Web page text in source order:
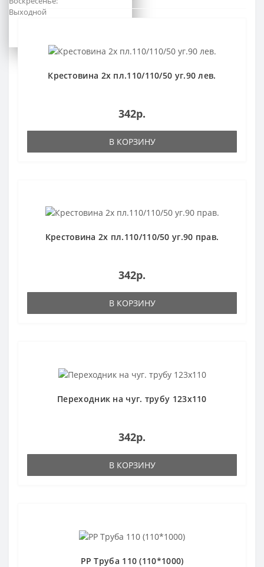
Выходной
Крестовина 2х пл.110/110/50 уг.90 лев.
342р.
В КОРЗИНУ
Крестовина 2х пл.110/110/50 уг.90 прав.
342р.
В КОРЗИНУ
Переходник на чуг. трубу 123х110
342р.
В КОРЗИНУ
РР Труба 110 (110*1000)